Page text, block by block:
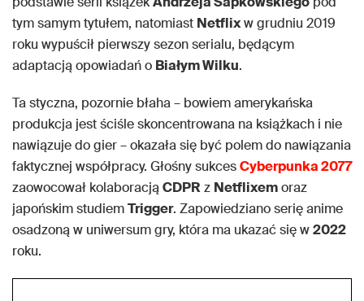
tym samym tytułem, natomiast Netflixw grudniu 2019
roku wypuścił pierwszy sezon serialu, będącym
adaptacją opowiadań o Białym Wilku.
Ta styczna, pozornie błaha – bowiem amerykańska
produkcja jest ściśle skoncentrowana na książkach i nie
nawiązuje do gier – okazała się być polem do nawiązania
faktycznej współpracy. Głośny sukcesCyberpunka 2077
zaowocował kolaboracjąCDPRz Netflixemoraz
japońskim studiemTrigger. Zapowiedziano serię anime
osadzoną w uniwersum gry, która ma ukazać się w2022
roku.